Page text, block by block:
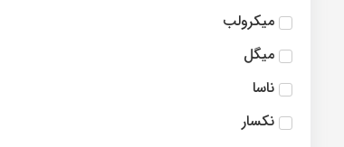
میکرولب
میگل
ناسا
نکسار